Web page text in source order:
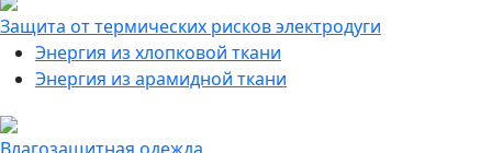
Защита от термических рисков электродуги
Энергия из хлопковой ткани
Энергия из арамидной ткани